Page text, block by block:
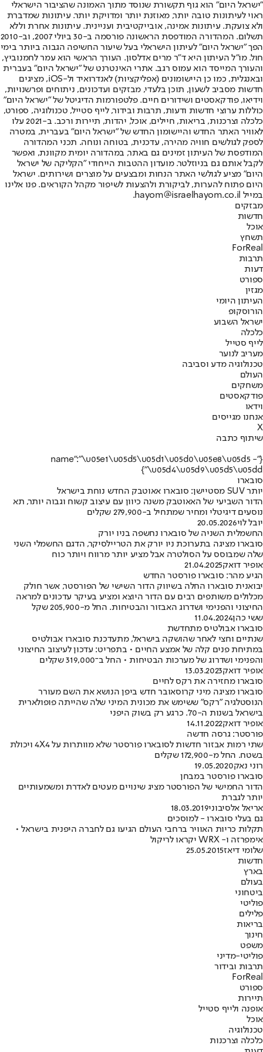
"ישראל היום" הוא גוף תקשורת שנוסד מתוך האמונה שהציבור הישראלי
ראוי לעיתונות טובה יותר, מאוזנת יותר ומדויקת יותר. עיתונות שמדברת
ולא צועקת. עיתונות אמינה, אובייקטיבית ועניינית. עיתונות אחרת וללא
תשלום. המהדורה המודפסת הראשונה פורסמה ב-30 ביולי 2007, וב-2010
הפך "ישראל היום" לעיתון הישראלי בעל שיעור החשיפה הגבוה ביותר בימי
חול. מו"ל העיתון היא ד"ר מרים אדלסון. העורך הראשי הוא עמר לחמנוביץ,
והעורך המייסד הוא עמוס רגב. אתרי האינטרנט של "ישראל היום" בעברית
ובאנגלית, כמו כן היישומונים (אפליקציות) לאנדרואיד ול-iOS, מציגים
חדשות מסביב לשעון, תוכן בלעדי, מבזקים ועדכונים, ניתוחים ופרשנויות,
וידיאו, פודקאסטים ושידורים חיים. פלטפורמות הדיגיטל של "ישראל היום"
כוללות ערוצי חדשות ודעות, תרבות ובידור, לייף סטייל, טכנולוגיה, ספורט,
כלכלה וצרכנות, בריאות, חיילים, אוכל, יהדות, תיירות ורכב. ב-2021 עלו
לאוויר האתר החדש והיישומון החדש של "ישראל היום" בעברית, במטרה
לספק לגולשים חוויה מהירה, עדכנית, בטוחה ונוחה. תכני המהדורה
המודפסת של העיתון זמינים גם באתר, במהדורה יומית מקוונת, ואפשר
לקבל אותם גם בניוזלטר. מועדון ההטבות הייחודי "הקליקה של ישראל
היום" מציע לגולשי האתר הנחות ומבצעים על מוצרים ושירותים. ישראל
היום פתוח להערות, לביקורת ולהצעות לשיפור מקהל הקוראים. פנו אלינו
במייל hayom@israelhayom.co.il.
מבזקים
חדשות
אוכל
תשחץ
ForReal
תרבות
דעות
ספורט
מגזין
העיתון היומי
הורוסקופ
ישראל השבוע
כלכלה
לייף סטייל
מעריב לנוער
טכנולוגיה מדע וסביבה
העולם
משחקים
פודקאסטים
וידאו
אנחנו מגייסים
X
שיתוף כתבה
{"name":"\u05e1\u05d5\u05d1\u05d0\u05e8\u05d5 -
\u05d4\u05d9\u05d5\u05dd"}
סובארו
יותר SUV מסטיישן: סובארו אאוטבק החדש נוחת בישראל
הדור השביעי של האאוטבק משנה כיוון עם עיצוב קשוח וגבוה יותר, תא
נוסעים דיגיטלי ומחיר שמתחיל ב-279,900 שקלים
יובל לוי20.05.2026
החשמלית השניה של סובארו נחשפה בניו יורק
סובארו מציגה בתערוכת ניו יורק את הטריילסיקר, הדגם החשמלי השני
שלה שמבוסס על הסולטרה אבל מציע יותר מרווח ויותר כוח
אופיר דואק21.04.2025
הגיע מהר: סובארו פורסטר החדש
יבואנית סובארו החלה בשיווק הדור השישי של הפורסטר, אשר חולק
מכלולים משותפים רבים עם הדור היוצא ומציע בעיקר עדכונים למראה
החיצוני והפנימי ושדרוג האבזור והבטיחות. החל מ-205,900 שקל
ששי כהן11.04.2024
סובארו אבולטיס מתחדשת
שנתיים וחצי לאחר שהושקה בישראל, מתעדכנת סובארו אבולטיס
במתיחת פנים קלה של אמצע החיים • בתפריט: עדכון לעיצוב החיצוני
והפנימי ושדרוג של מערכות הבטיחות • החל ב־319,000 שקלים
אופיר דואק13.03.2023
סובארו מחזירה את רקס לחיים
סובארו מציגה מיני קרוסאובר חדש ביפן הנושא את השם מעורר
הנוסטלגיה "רקס" ששימש את מכונית המיני שלה שהייתה פופולארית
בישראל בשנות ה-70'. כרגע רק בשוק היפני
אופיר דואק14.11.2022
פורסטר: גרסה חדשה
שתי רמות אבזור חדשות לסובארו פורסטר שלא מוותרות על 4X4 ויכולת
בשטח. החל מ-172,900 שקלים
רוני נאק19.05.2020
סובארו פורסטר במבחן
הדור החמישי של הפורסטר מציג שינויים מעטים לאדרת ומשמעותיים
יותר לגברת
אריאל אלסיבוני18.03.2019
גם בעלי סובארו - למוסכים
תקלות כריות האוויר ברחבי העולם הגיעו גם לחברה היפנית בישראל •
אימפרזה ו- WRX יקראו לריקול
שלומי דיאז25.05.2015
חדשות
בארץ
בעולם
ביטחוני
פוליטי
פלילים
בריאות
חינוך
משפט
פוליטי-מדיני
תרבות ובידור
ForReal
ספורט
תיירות
אופנה ולייף סטייל
אוכל
טכנולוגיה
כלכלה וצרכנות